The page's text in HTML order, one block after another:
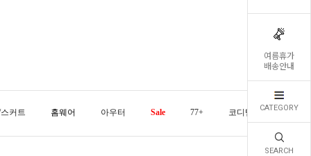
여름휴가
배송안내
CATEGORY
SEARCH
커트 홈웨어 아우터 Sale 77+ 코디템 오늘발송